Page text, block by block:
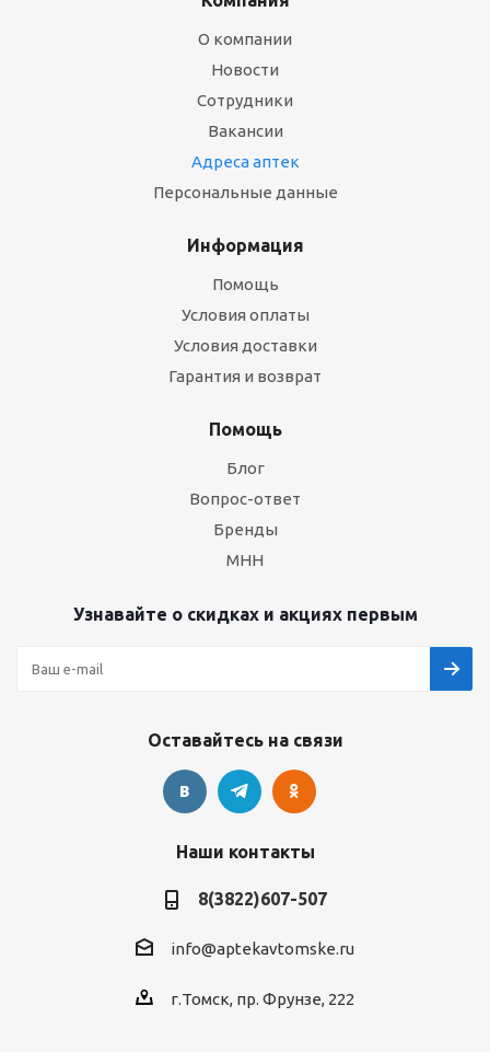
О компании
Новости
Сотрудники
Вакансии
Адреса аптек
Персональные данные
Информация
Помощь
Условия оплаты
Условия доставки
Гарантия и возврат
Помощь
Блог
Вопрос-ответ
Бренды
МНН
Узнавайте о скидках и акциях первым
Оставайтесь на связи
Наши контакты
8(3822)607-507
info@aptekavtomske.ru
г.Томск, пр. Фрунзе, 222